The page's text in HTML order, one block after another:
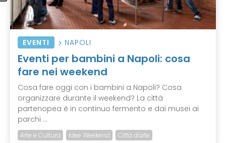
EVENTI NAPOLI
Eventi per bambini a Napoli: cosa
fare nei weekend
Cosa fare oggi con i bambini a Napoli? Cosa
organizzare durante il weekend? La città
partenopea è in continuo fermento e dai musei ai
parchi ...
Arte e Cultura Idee Weekend Città d'arte